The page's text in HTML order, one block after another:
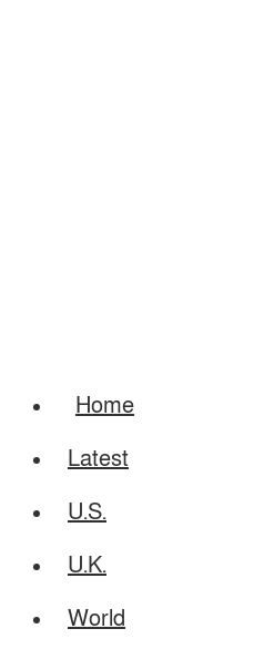
Home
Latest
U.S.
U.K.
World